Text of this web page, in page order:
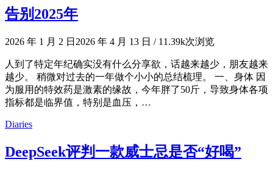
告别2025年
2026 年 1 月 2 日 2026 年 4 月 13 日 /11.39k次浏览
人到了特定年纪确实没有什么分享欲，话越来越少，朋友越来
越少。 稍微对过去的一年做个小小的总结梳理。 一、身体 因
为服用的特效药是激素的缘故，今年胖了50斤，导致身体各项
指标都是临界值，特别是血压，…
Diaries
DeepSeek评判一款威士忌是否“好喝”